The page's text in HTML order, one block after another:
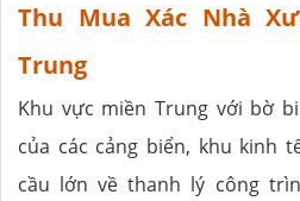
Thu Mua Xác Nhà
Trung
Khu vực miền Trung với bờ
của các cảng biển, khu kinh
cầu lớn về thanh lý công